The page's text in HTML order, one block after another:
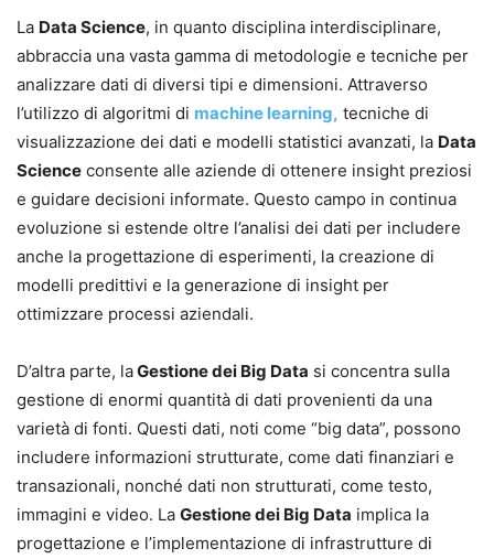
La Data Science, in quanto disciplina interdisciplinare,
abbraccia una vasta gamma di metodologie e tecniche per
analizzare dati di diversi tipi e dimensioni. Attraverso
l’utilizzo di algoritmi di machine learning, tecniche di
visualizzazione dei dati e modelli statistici avanzati, la Data
Science consente alle aziende di ottenere insight preziosi
e guidare decisioni informate. Questo campo in continua
evoluzione si estende oltre l’analisi dei dati per includere
anche la progettazione di esperimenti, la creazione di
modelli predittivi e la generazione di insight per
ottimizzare processi aziendali.
D’altra parte, laGestione dei Big Data si concentra sulla
gestione di enormi quantità di dati provenienti da una
varietà di fonti. Questi dati, noti come “big data”, possono
includere informazioni strutturate, come dati finanziari e
transazionali, nonché dati non strutturati, come testo,
immagini e video. La Gestione dei Big Data implica la
progettazione e l’implementazione di infrastrutture di